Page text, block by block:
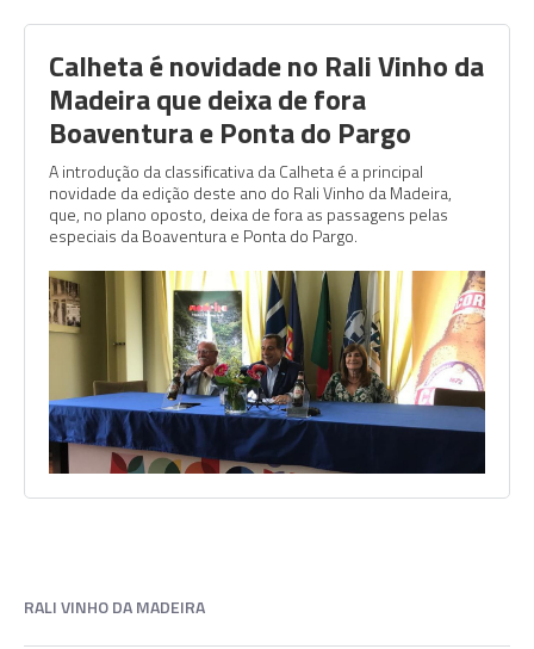
Calheta é novidade no Rali Vinho da
Madeira que deixa de fora
Boaventura e Ponta do Pargo
A introdução da classificativa da Calheta é a principal
novidade da edição deste ano do Rali Vinho da Madeira,
que, no plano oposto, deixa de fora as passagens pelas
especiais da Boaventura e Ponta do Pargo.
RALI VINHO DA MADEIRA